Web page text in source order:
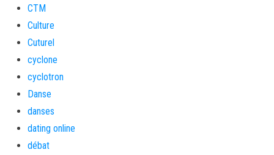
CTM
Culture
Cuturel
cyclone
cyclotron
Danse
danses
dating online
débat